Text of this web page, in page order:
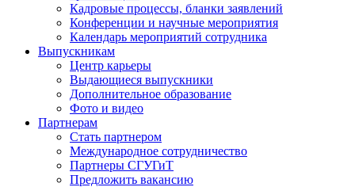
Кадровые процессы, бланки заявлений
Конференции и научные мероприятия
Календарь мероприятий сотрудника
Выпускникам
Центр карьеры
Выдающиеся выпускники
Дополнительное образование
Фото и видео
Партнерам
Стать партнером
Международное сотрудничество
Партнеры СГУГиТ
Предложить вакансию